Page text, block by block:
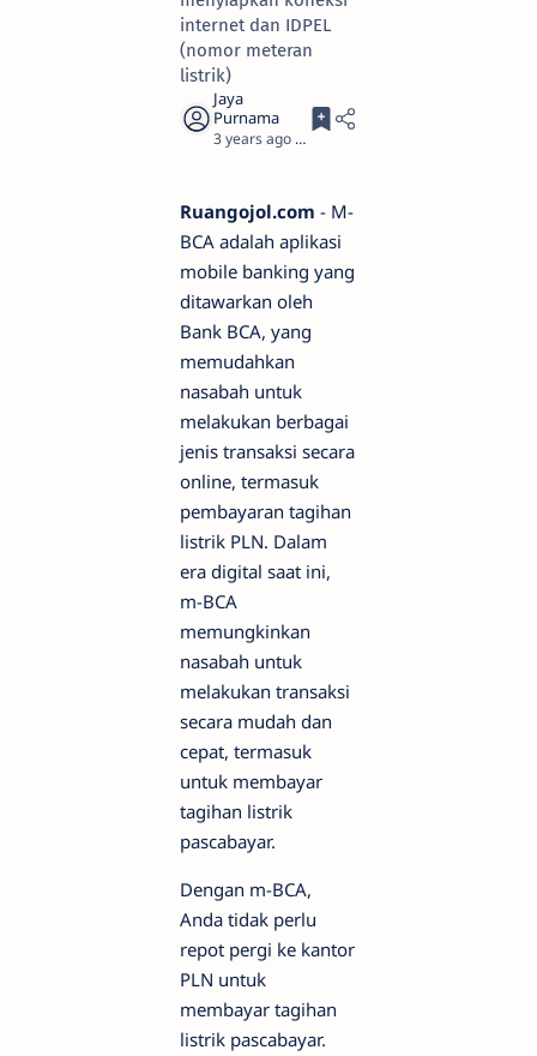
internet dan IDPEL
(nomor meteran
listrik)
3 years ago 3
Ruangojol.com - M-
BCA adalah aplikasi
mobile banking yang
ditawarkan oleh
Bank BCA, yang
memudahkan
nasabah untuk
melakukan berbagai
jenis transaksi secara
online, termasuk
pembayaran tagihan
listrik PLN. Dalam
era digital saat ini,
m-BCA
memungkinkan
nasabah untuk
melakukan transaksi
secara mudah dan
cepat, termasuk
untuk membayar
tagihan listrik
pascabayar.
Dengan m-BCA,
Anda tidak perlu
repot pergi ke kantor
PLN untuk
membayar tagihan
listrik pascabayar.